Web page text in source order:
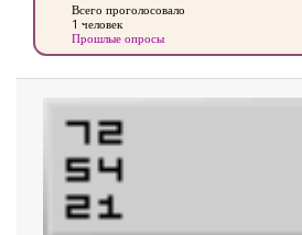
Всего проголосовало
1 человек
Прошлые опросы